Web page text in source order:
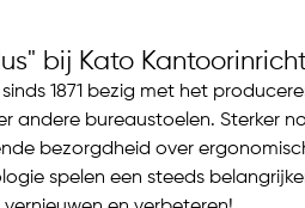
bij Kato
1871 bezig met het
andere bureaustoelen. Sterker
bezorgdheid over
spelen een steeds